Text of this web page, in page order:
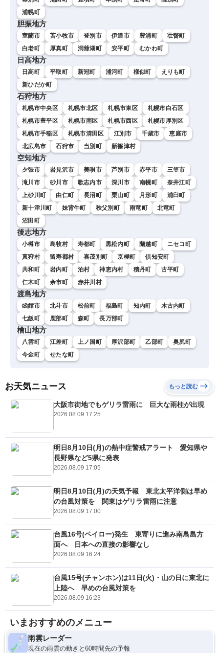
浦幌町
胆振地方
室蘭市 苫小牧市 登別市 伊達市 豊浦町
壮瞥町
白老町
厚真町 洞爺湖町 安平町 むかわ町
日高地方
日高町 平取町 新冠町 浦河町 様似町
えりも町
新ひだか町
石狩地方
札幌市中央区 札幌市北区 札幌市東区
札幌市白石区
札幌市豊平区
札幌市南区 札幌市西区
札幌市厚別区
札幌市手稲区
札幌市清田区 江別市 千歳市
恵庭市
北広島市
石狩市 当別町 新篠津村
空知地方
夕張市 岩見沢市 美唄市 芦別市 赤平市
三笠市
滝川市
砂川市 歌志内市 深川市 南幌町
奈井江町
上砂川町
由仁町 長沼町 栗山町 月形町
浦臼町
新十津川町
妹背牛町 秩父別町 雨竜町
北竜町
沼田町
後志地方
小樽市 島牧村 寿都町 黒松内町 蘭越町
ニセコ町
真狩村
留寿都村 喜茂別町 京極町
倶知安町
共和町
岩内町 泊村 神恵内村 積丹町
古平町
仁木町
余市町 赤井川村
渡島地方
函館市 北斗市 松前町 福島町 知内町
木古内町
七飯町
鹿部町 森町 長万部町
檜山地方
八雲町 江差町 上ノ国町 厚沢部町 乙部町
奥尻町
今金町
せたな町
お天気ニュース もっと読む
大阪市街地でもゲリラ雷雨に 巨大な雨柱が出現
2026.08.09 17:25
明日8月10日(月)の熱中症警戒アラート 愛知県や
長野県など5県に発表
2026.08.09 17:05
明日8月10日(月)の天気予報 東北太平洋側は早め
の台風対策を 関東はゲリラ雷雨に注意
2026.08.09 17:00
台風16号(ペイロー)発生 東寄りに進み南鳥島方
面へ 日本への直接の影響なし
2026.08.09 16:24
台風15号(チャンホン)は11日(火)・山の日に東北に
上陸へ 早めの台風対策を
2026.08.09 16:23
いまおすすめのメニュー
雨雲レーダー
現在の雨雲の動きと60時間先の予報